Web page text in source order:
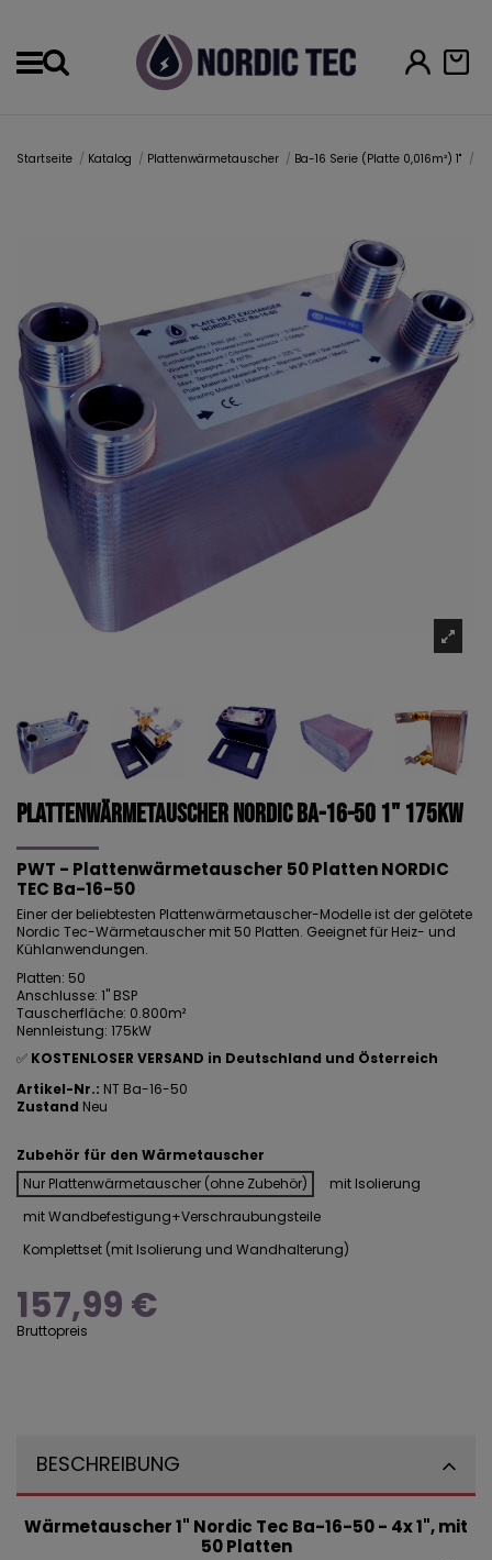
Startseite Katalog Plattenwärmetauscher Ba-16 Serie (Platte 0,016m²) 1"
Plattenwärmetauscher NORDIC Ba-16-50 1" 175kW
PWT - Plattenwärmetauscher 50 Platten NORDIC
TEC Ba-16-50
Einer der beliebtesten Plattenwärmetauscher-Modelle ist der gelötete
Nordic Tec-Wärmetauscher mit 50 Platten. Geeignet für Heiz- und
Kühlanwendungen.
Platten: 50
Anschlusse: 1" BSP
Tauscherfläche: 0.800m²
Nennleistung: 175kW
✅ KOSTENLOSER VERSAND in Deutschland und Österreich
Artikel-Nr.: NT Ba-16-50
Zustand Neu
Zubehör für den Wärmetauscher
Nur Plattenwärmetauscher (ohne Zubehör)
mit Isolierung
mit Wandbefestigung+Verschraubungsteile
Komplettset (mit Isolierung und Wandhalterung)
157,99 €
Bruttopreis
BESCHREIBUNG
Wärmetauscher 1" Nordic Tec Ba-16-50 - 4x 1", mit
50 Platten